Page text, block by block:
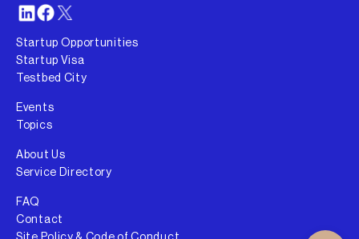
Startup Opportunities
Startup Visa
Testbed City
Events
Topics
About Us
Service Directory
FAQ
Contact